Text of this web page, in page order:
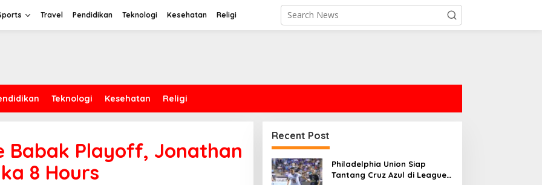
Travel Pendidikan Teknologi Kesehatan Religi
Teknologi Kesehatan Religi
Babak Playoff, Jonathan
8 Hours
Recent Post
Philadelphia Union Siap
Tantang Cruz Azul di Leagues